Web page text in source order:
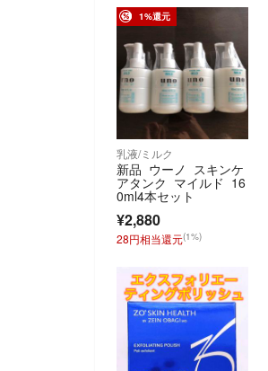
1%還元
乳液/ミルク
新品 ウーノ スキンケ
アタンク マイルド 16
0ml4本セット
¥2,880
28円相当還元(1%)